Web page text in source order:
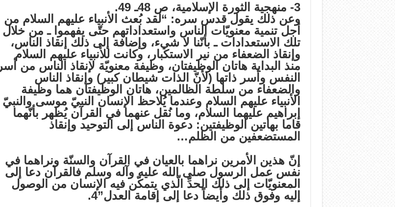
3- منهجية الثورة الإسلامية، ص 48ـ 49.
وعن ذلك يقول قدس سره: “لقد بُعث الأنبياء عليهم السلام من
أجل تنمية معنويّات الناس واستعداداتهم حتّى يفهموا ـ من خلال
تلك الاستعدادات ـ بأنّنا لا شيء، وإضافة إلى ذلك إنقاذ الناس،
وإنقاذ الضعفاء من نير الاستكبار، وكانت للأنبياء عليهم السلام
منذ البداية هاتان الوظيفتان، وظيفة معنويّة لإنقاذ الناس من أسر
النفس وأسر ذاتها (لأنّ الذات شيطان كبير) وإنقاذ الناس
والضعفاء من سلطة الظالمين، هاتان الوظيفتان هما وظيفة
الأنبياء عليهم السلام وعندما يُلاحظ الإنسان النبيّ موسى والنبيّ
إبراهيم عليهما السلام، وما نُقل عنهما في القرآن يُظهر بأنّهما
قاما بهاتين الوظيفتين: دعوة الناس إلى التوحيد وإنقاذ
المستضعفين من الظلم…
إنّ هذين الأمرين نراهما بالعيان في القرآن والسنّة ونراهما في
نفس عمل الرسول صلى الله عليه وآله وسلم فالقرآن دعا إلى
المعنويّات إلى ذلك الحدِّ الّذي يتمكّن فيه الإنسان من الوصول
إليه وفوق ذلك وأيضاً دعا إلى إقامة العدل”4.